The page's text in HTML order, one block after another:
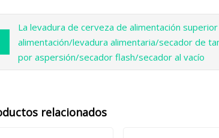
La levadura de cerveza de alimentación
alimentación/levadura alimentaria/secador de
por aspersión/secador flash/secador al vacío
relacionados